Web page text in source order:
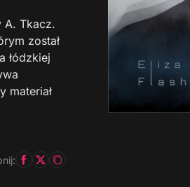
A. Tkacz.
został
łódzkiej
materiał